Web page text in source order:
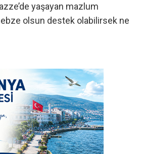
yaşayan mazlum
olsun destek olabilirsek ne